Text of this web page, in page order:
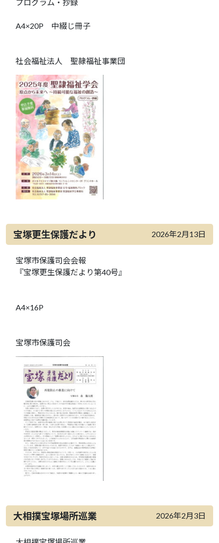
プログラム・抄録
A4×20P 中綴じ冊子
社会福祉法人 聖隷福祉事業団
宝塚更生保護だより 2026年2月13日
宝塚市保護司会会報
『宝塚更生保護だより第40号』
A4×16P
宝塚市保護司会
大相撲宝塚場所巡業 2026年2月3日